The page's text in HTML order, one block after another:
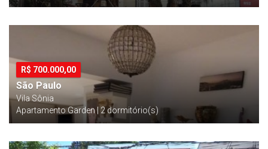
R$ 700.000,00
São Paulo
Vila Sônia
Apartamento Garden | 2 dormitório(s)